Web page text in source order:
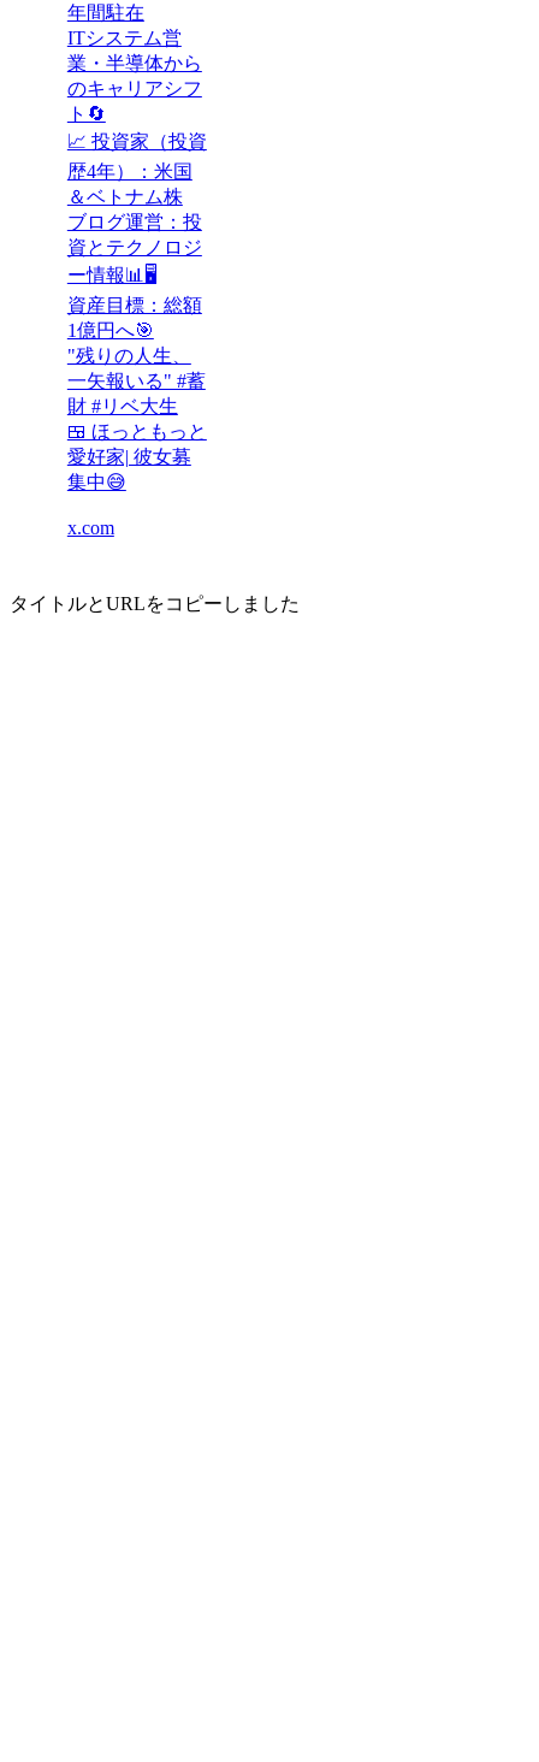
年間駐在
ITシステム営
業・半導体から
のキャリアシフ
ト🔄
📈 投資家（投資
歴4年）：米国
＆ベトナム株
ブログ運営：投
資とテクノロジ
ー情報📊🖥️
資産目標：総額
1億円へ🎯
"残りの人生、
一矢報いる" #蓄
財 #リベ大生
🍱 ほっともっと
愛好家| 彼女募
集中😅
x.com
タイトルとURLをコピーしました